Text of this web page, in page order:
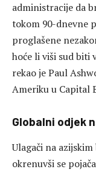
administracije da
tokom 90-dnevne
proglašene
hoće li viši sud biti
rekao je Paul
Ameriku u Capital
Globalni odjek
Ulagači na
okrenuvši se